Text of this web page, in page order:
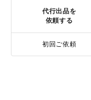
代行出品を
依頼する
初回ご依頼